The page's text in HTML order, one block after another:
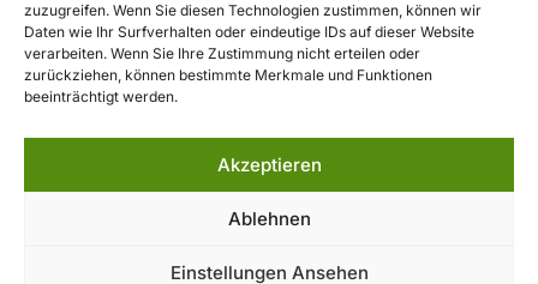
zuzugreifen. Wenn Sie diesen Technologien zustimmen, können wir
Daten wie Ihr Surfverhalten oder eindeutige IDs auf dieser Website
verarbeiten. Wenn Sie Ihre Zustimmung nicht erteilen oder
zurückziehen, können bestimmte Merkmale und Funktionen
beeinträchtigt werden.
Akzeptieren
Ablehnen
Einstellungen Ansehen
Das Familienwandern mit Kindern pflegt der
Wanderverband Bayern ebenso wie das
Jugendwandern. Über Angebote für Jugendliche
informiert dieWanderjugend Bayernauf ihrer
Website.